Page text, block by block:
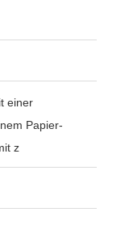
einer
Papier-
z